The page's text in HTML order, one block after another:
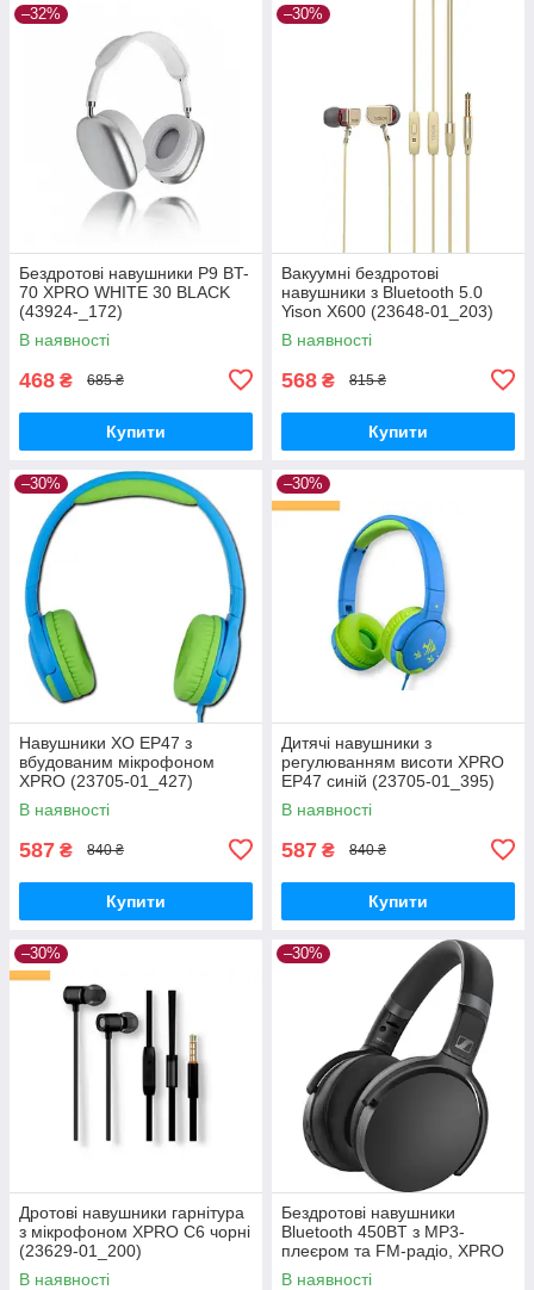
–32%
Бездротові навушники P9 BT-
70 XPRO WHITE 30 BLACK
(43924-_172)
В наявності
468 ₴ 685 ₴
Купити
–30%
Вакуумні бездротові
навушники з Bluetooth 5.0
Yison X600 (23648-01_203)
В наявності
568 ₴ 815 ₴
Купити
–30%
Навушники XO EP47 з
вбудованим мікрофоном
XPRO (23705-01_427)
В наявності
587 ₴ 840 ₴
Купити
–30%
Дитячі навушники з
регулюванням висоти XPRO
EP47 синій (23705-01_395)
В наявності
587 ₴ 840 ₴
Купити
–30%
Дротові навушники гарнітура
з мікрофоном XPRO C6 чорні
(23629-01_200)
В наявності
–30%
Бездротові навушники
Bluetooth 450BT з MP3-
плеєром та FM-радіо, XPRO
(41166-450BT_231)
В наявності